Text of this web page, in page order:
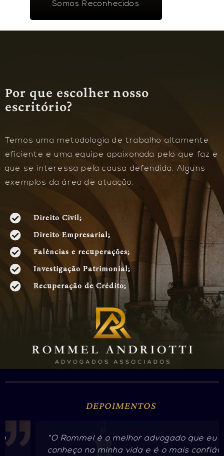
Somos Reconhecidos
Por que escolher nosso
escritório?
Temos uma metodologia de trabalho altamente
eficiente e uma equipe apaixonada pelo que faz e
que se interessa pela causa defendida. Alguns
exemplos da área de atuação:
Direito Civil;
Direito Empresarial;
Falências e recuperações;
Investigação Patrimonial;
Recuperação de Crédito;
DEPOIMENTOS
“O Rommel é o melhor advogado que eu
conheço na minha vida e é o mais confiável.